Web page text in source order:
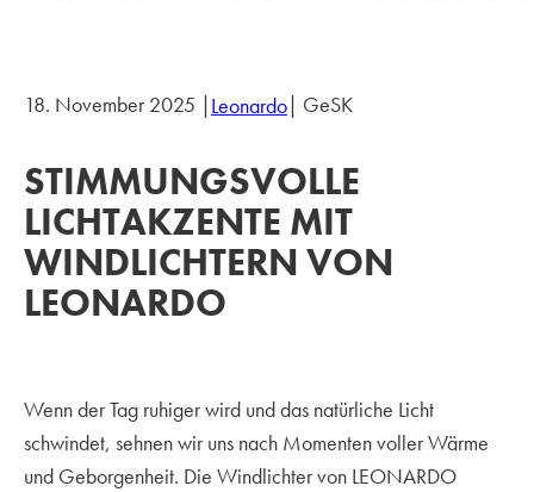
18. November 2025 |Leonardo| GeSK
STIMMUNGSVOLLE
LICHTAKZENTE MIT
WINDLICHTERN VON
LEONARDO
Wenn der Tag ruhiger wird und das natürliche Licht
schwindet, sehnen wir uns nach Momenten voller Wärme
und Geborgenheit. Die Windlichter von LEONARDO